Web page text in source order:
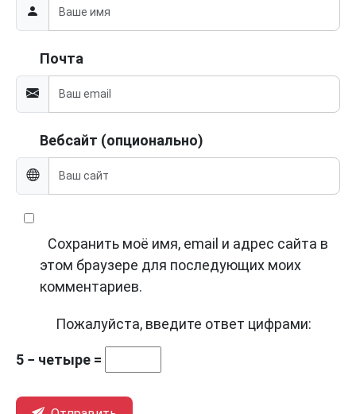
Почта
Вебсайт (опционально)
Сохранить моё имя, email и адрес сайта в
этом браузере для последующих моих
комментариев.
Пожалуйста, введите ответ цифрами:
5 − четыре =